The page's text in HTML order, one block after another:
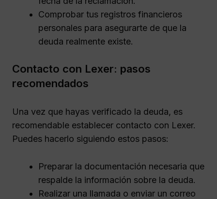
Comprobar tus registros financieros
personales para asegurarte de que la
deuda realmente existe.
Contacto con Lexer: pasos
recomendados
Una vez que hayas verificado la deuda, es
recomendable establecer contacto con Lexer.
Puedes hacerlo siguiendo estos pasos:
Preparar la documentación necesaria que
respalde la información sobre la deuda.
Realizar una llamada o enviar un correo